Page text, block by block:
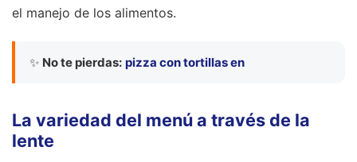
el manejo de los alimentos.
✨ No te pierdas: pizza con tortillas en
La variedad del menú a través de la
lente